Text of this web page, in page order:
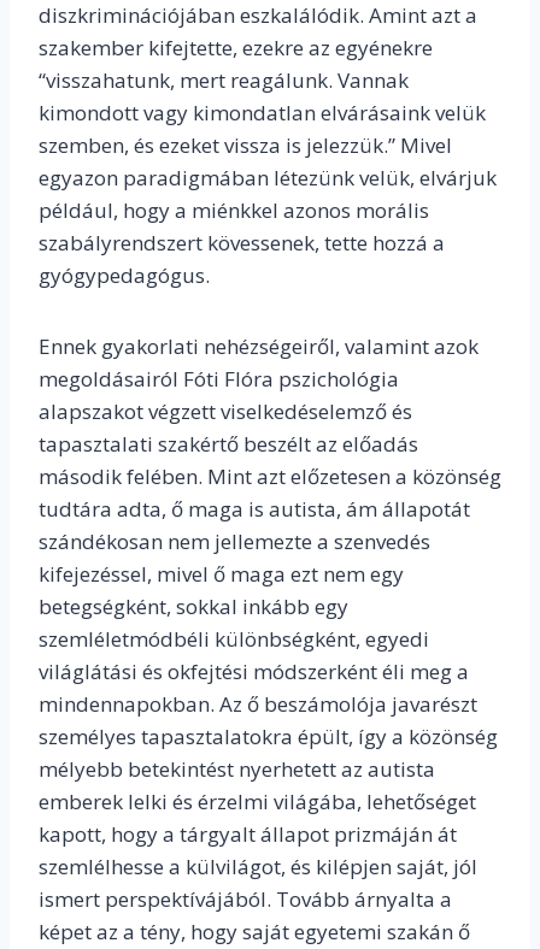
diszkriminációjában eszkalálódik. Amint azt a
szakember kifejtette, ezekre az egyénekre
“visszahatunk, mert reagálunk. Vannak
kimondott vagy kimondatlan elvárásaink velük
szemben, és ezeket vissza is jelezzük.” Mivel
egyazon paradigmában létezünk velük, elvárjuk
például, hogy a miénkkel azonos morális
szabályrendszert kövessenek, tette hozzá a
gyógypedagógus.
Ennek gyakorlati nehézségeiről, valamint azok
megoldásairól Fóti Flóra pszichológia
alapszakot végzett viselkedéselemző és
tapasztalati szakértő beszélt az előadás
második felében. Mint azt előzetesen a közönség
tudtára adta, ő maga is autista, ám állapotát
szándékosan nem jellemezte a szenvedés
kifejezéssel, mivel ő maga ezt nem egy
betegségként, sokkal inkább egy
szemléletmódbéli különbségként, egyedi
világlátási és okfejtési módszerként éli meg a
mindennapokban. Az ő beszámolója javarészt
személyes tapasztalatokra épült, így a közönség
mélyebb betekintést nyerhetett az autista
emberek lelki és érzelmi világába, lehetőséget
kapott, hogy a tárgyalt állapot prizmáján át
szemlélhesse a külvilágot, és kilépjen saját, jól
ismert perspektívájából. Tovább árnyalta a
képet az a tény, hogy saját egyetemi szakán ő